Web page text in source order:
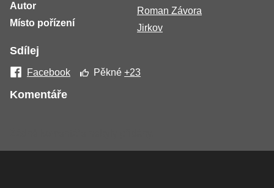
Autor
Roman Závora
Místo pořízení
Jirkov
Sdílej
Facebook Pěkné+23
Komentáře